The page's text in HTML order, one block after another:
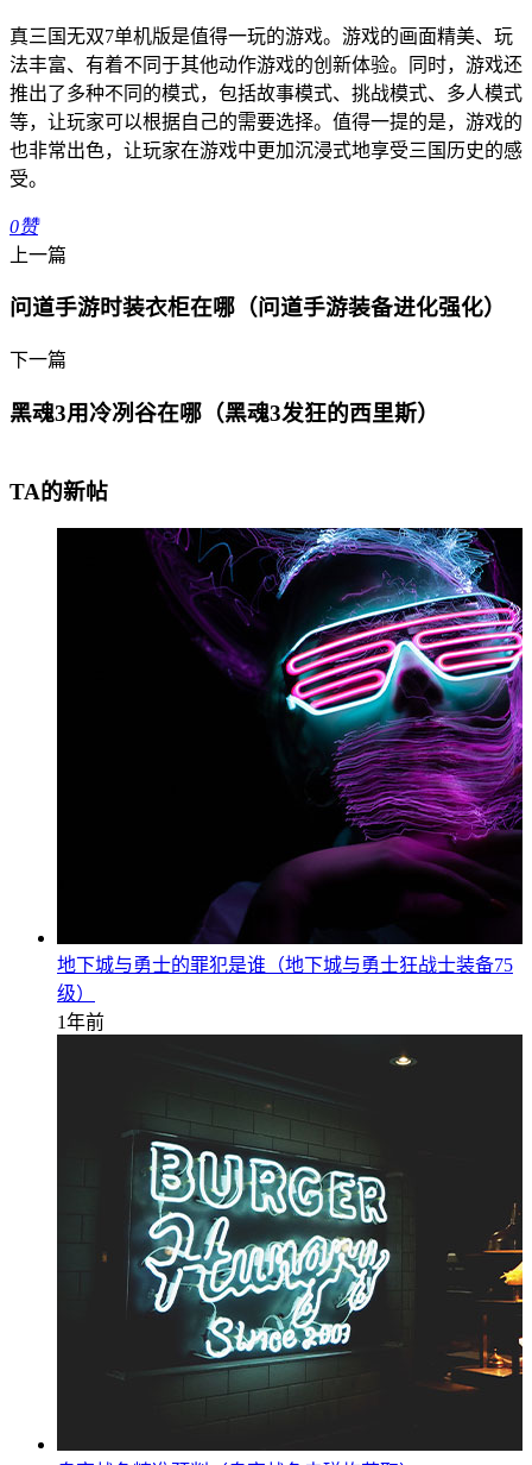
真三国无双7单机版是值得一玩的游戏。游戏的画面精美、玩
法丰富、有着不同于其他动作游戏的创新体验。同时，游戏还
推出了多种不同的模式，包括故事模式、挑战模式、多人模式
等，让玩家可以根据自己的需要选择。值得一提的是，游戏的
也非常出色，让玩家在游戏中更加沉浸式地享受三国历史的感
受。
0赞
上一篇
问道手游时装衣柜在哪（问道手游装备进化强化）
下一篇
黑魂3用冷冽谷在哪（黑魂3发狂的西里斯）
TA的新帖
地下城与勇士的罪犯是谁（地下城与勇士狂战士装备75
级）
1年前